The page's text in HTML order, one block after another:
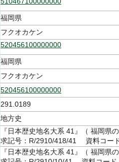
福岡県
フクオカケン
520456100000000
福岡県
フクオカケン
520456100000000
291.0189
地方史
『日本歴史地名大系 41』（ 福
求記号：R/2910/418/41 資料コード
『日本歴史地名大系 41』（ 福